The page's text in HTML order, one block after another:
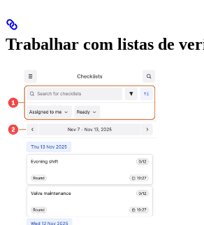
Trabalhar com listas de